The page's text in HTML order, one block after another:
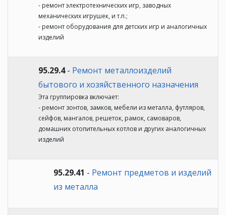
- ремонт электротехнических игр, заводных
механических игрушек, и т.п.;
- ремонт оборудования для детских игр и аналогичных
изделий
95.29.4- Ремонт металлоизделий
бытового и хозяйственного назначения
Эта группировка включает:
- ремонт зонтов, замков, мебели из металла, футляров,
сейфов, мангалов, решеток, рамок, самоваров,
домашних отопительных котлов и других аналогичных
изделий
95.29.41 - Ремонт предметов и изделий
из металла